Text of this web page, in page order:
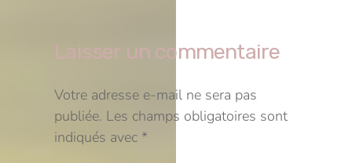
Laisser un commentaire
Votre adresse e-mail ne sera pas
publiée. Les champs obligatoires sont
indiqués avec *